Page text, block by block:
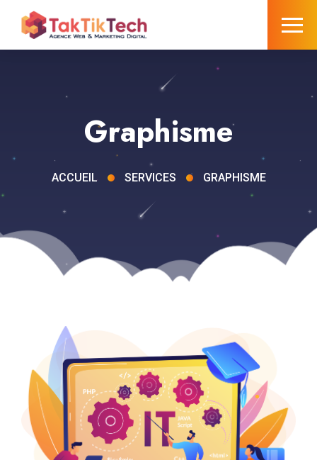
Graphisme
ACCUEIL SERVICES GRAPHISME